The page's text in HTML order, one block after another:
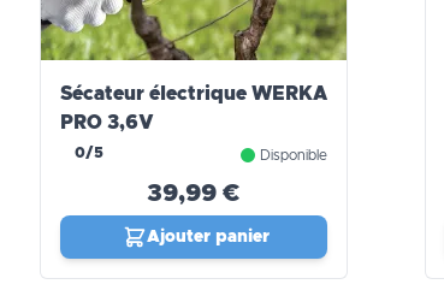
Sécateur électrique WERKA
PRO 3,6V
0/5 Disponible
39,99 €
Ajouter panier